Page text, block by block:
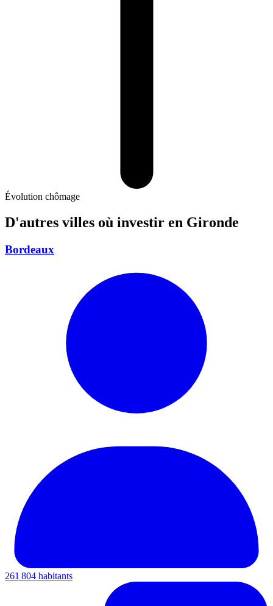
Évolution chômage
D'autres villes où investir en Gironde
Bordeaux
261 804 habitants